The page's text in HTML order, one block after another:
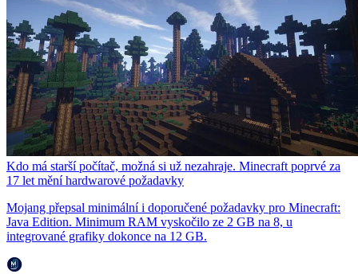
Kdo má starší počítač, možná si už nezahraje. Minecraft poprvé za
17 let mění hardwarové požadavky
Mojang přepsal minimální i doporučené požadavky pro Minecraft:
Java Edition. Minimum RAM vyskočilo ze 2 GB na 8, u
integrované grafiky dokonce na 12 GB.